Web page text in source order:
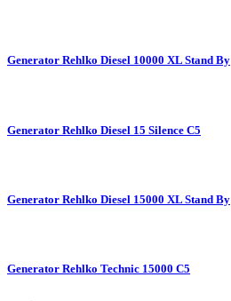
Generator Rehlko Diesel 10000 XL Stand By
Generator Rehlko Diesel 15 Silence C5
Generator Rehlko Diesel 15000 XL Stand By
Generator Rehlko Technic 15000 C5